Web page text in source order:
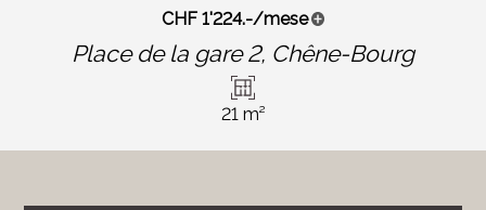
CHF 1'224.-/mese
Place de la gare 2, Chêne-Bourg
21 m²